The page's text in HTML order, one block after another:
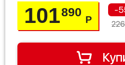
101890
Р
-